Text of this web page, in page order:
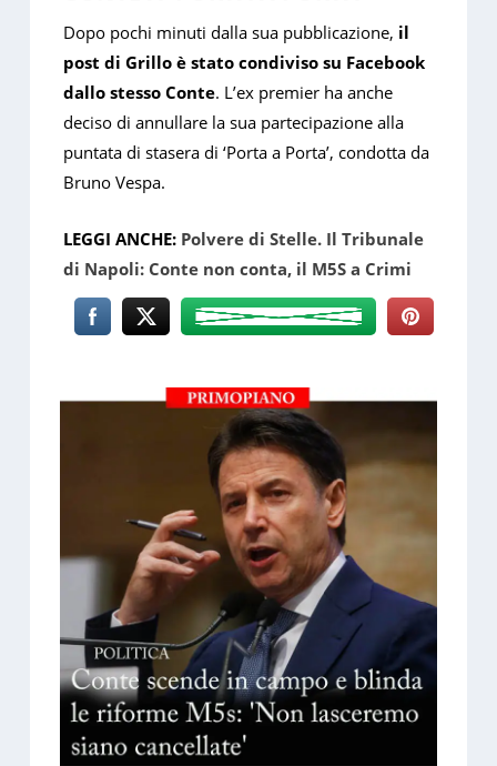
Dopo pochi minuti dalla sua pubblicazione, il
post di Grillo è stato condiviso su Facebook
dallo stesso Conte. L’ex premier ha anche
deciso di annullare la sua partecipazione alla
puntata di stasera di ‘Porta a Porta’, condotta da
Bruno Vespa.
LEGGI ANCHE: Polvere di Stelle. Il Tribunale
di Napoli: Conte non conta, il M5S a Crimi